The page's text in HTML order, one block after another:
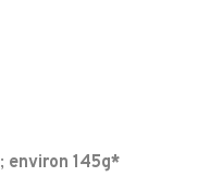
; environ 145g*